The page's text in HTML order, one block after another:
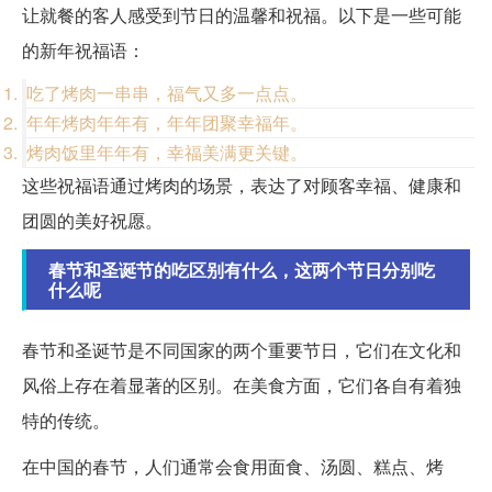
让就餐的客人感受到节日的温馨和祝福。以下是一些可能
的新年祝福语：
吃了烤肉一串串，福气又多一点点。
年年烤肉年年有，年年团聚幸福年。
烤肉饭里年年有，幸福美满更关键。
这些祝福语通过烤肉的场景，表达了对顾客幸福、健康和
团圆的美好祝愿。
春节和圣诞节的吃区别有什么，这两个节日分别吃
什么呢
春节和圣诞节是不同国家的两个重要节日，它们在文化和
风俗上存在着显著的区别。在美食方面，它们各自有着独
特的传统。
在中国的春节，人们通常会食用面食、汤圆、糕点、烤